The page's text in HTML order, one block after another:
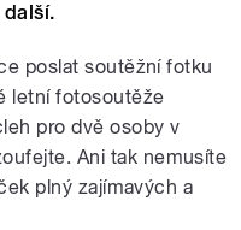
poslat soutěžní fotku
letní fotosoutěže
pro dvě osoby v
Ani tak nemusíte
plný zajímavých a